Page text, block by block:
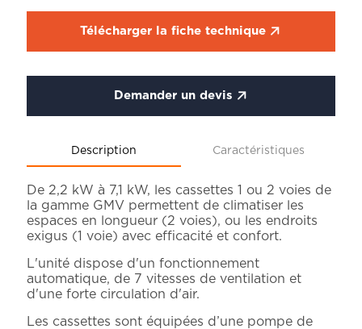
Télécharger la fiche technique
Demander un devis
Description Caractéristiques
De 2,2 kW à 7,1 kW, les cassettes 1 ou 2 voies de
la gamme GMV permettent de climatiser les
espaces en longueur (2 voies), ou les endroits
exigus (1 voie) avec efficacité et confort.
L'unité dispose d'un fonctionnement
automatique, de 7 vitesses de ventilation et
d'une forte circulation d'air.
Les cassettes sont équipées d’une pompe de